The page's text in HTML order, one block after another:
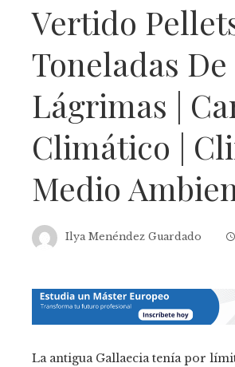
Vertido
Toneladas De
Lágrimas |
Climático |
Medio
Ilya Menéndez Guardado
La antigua Gallaecia tenía por